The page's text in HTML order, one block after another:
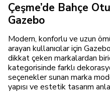
Çeşme’de Bahçe
Gazebo
Modern, konforlu ve uzun
arayan kullanıcılar için
dikkat çeken markalardan
kategorisinde farklı
seçenekler sunan marka
yapısı ve estetik tasarım